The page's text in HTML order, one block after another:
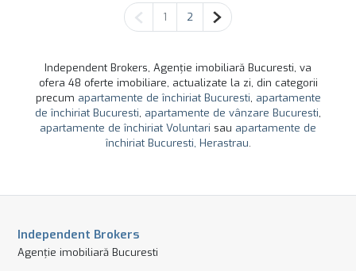
Pagina anterioară
1 2 Pagina următoare
Independent Brokers, Agenție imobiliară Bucuresti, va
ofera 48 oferte imobiliare, actualizate la zi, din categorii
precum apartamente de închiriat Bucuresti, apartamente
de închiriat Bucuresti, apartamente de vânzare Bucuresti,
apartamente de închiriat Voluntari sau apartamente de
închiriat Bucuresti, Herastrau.
Independent Brokers
Agenție imobiliară Bucuresti